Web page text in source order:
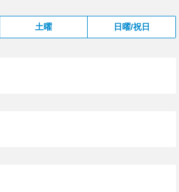
土曜 日曜/祝日